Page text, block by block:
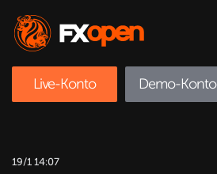
Live-Konto Demo-Konto
19/1 14:07